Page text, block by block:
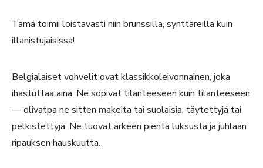
Tämä toimii loistavasti niin brunssilla, synttäreillä kuin
illanistujaisissa!
Belgialaiset vohvelit ovat klassikkoleivonnainen, joka
ihastuttaa aina. Ne sopivat tilanteeseen kuin tilanteeseen
— olivatpa ne sitten makeita tai suolaisia, täytettyjä tai
pelkistettyjä. Ne tuovat arkeen pientä luksusta ja juhlaan
ripauksen hauskuutta.